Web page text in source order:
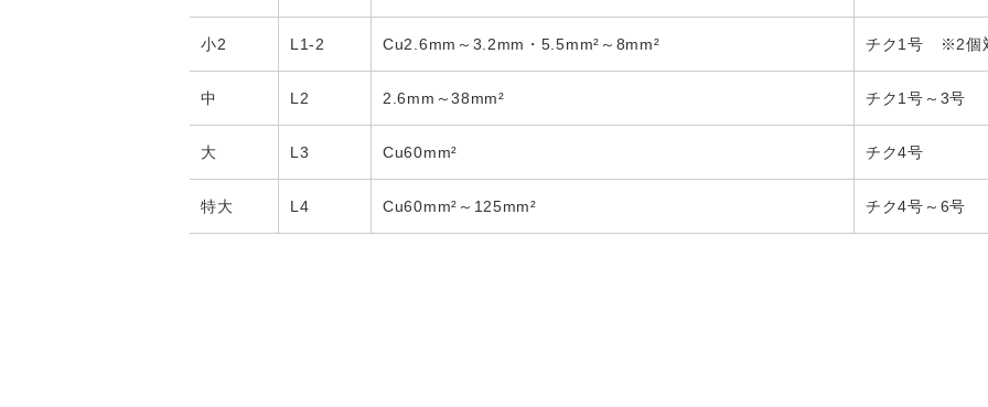
小2 L1-2 Cu2.6mm～3.2mm・5.5mm²～8mm² チク1号 ※2個
中 L2 2.6mm～38mm² チク1号～3号
大 L3 Cu60mm² チク4号
特大 L4 Cu60mm²～125mm² チク4号～6号